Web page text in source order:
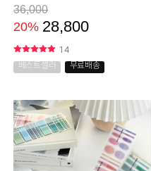
36,000
20% 28,800
14
베스트셀러 무료배송